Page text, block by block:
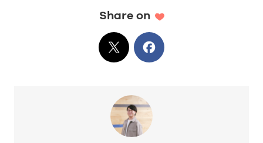
Share on
XでシェアFacebook